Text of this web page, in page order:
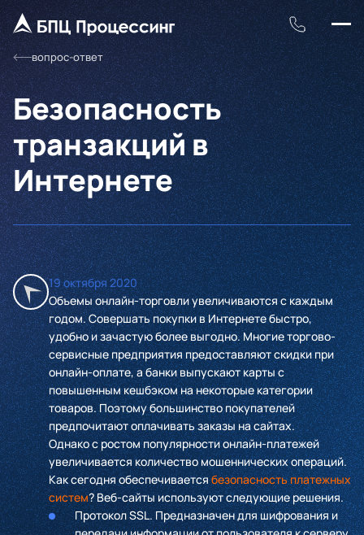
вопрос-ответ
Безопасность
транзакций в
Интернете
19 октября 2020
Объемы онлайн-торговли увеличиваются с каждым
годом. Совершать покупки в Интернете быстро,
удобно и зачастую более выгодно. Многие торгово-
сервисные предприятия предоставляют скидки при
онлайн-оплате, а банки выпускают карты с
повышенным кешбэком на некоторые категории
товаров. Поэтому большинство покупателей
предпочитают оплачивать заказы на сайтах.
Однако с ростом популярности онлайн-платежей
увеличивается количество мошеннических операций.
Как сегодня обеспечиваетсябезопасность платежных
систем? Веб-сайты используют следующие решения.
Протокол SSL. Предназначен для шифрования и